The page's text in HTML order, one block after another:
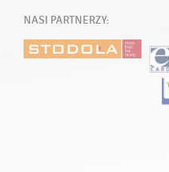
NASI PARTNERZY: